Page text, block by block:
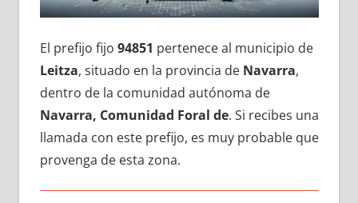
El prefijo fijo 94851 pertenece al municipio dе
Leitza, situado en la provincia dе Navarra,
dentro dе la comunidad autónoma dе
Navarra, Comunidad Foral de. Si recibes una
llamada сοn еstе prefijo, es muy probable quе
provenga dе esta zona.